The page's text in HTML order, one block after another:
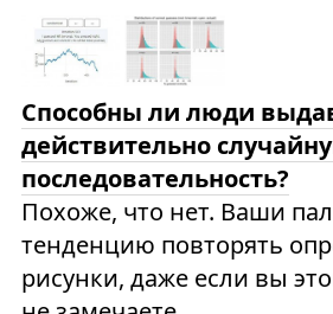
Способны ли люди
действительно
последовательность?
Похоже, что нет. Ваши
тенденцию повторять
рисунки, даже если вы